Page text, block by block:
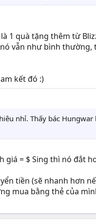
1 quà tặng thêm từ
vẫn như bình thường,
kết đó :)
nhỉ. Thấy bác
= $ Sing thì nó đắt
tiền (sẽ nhanh hơn
mua bằng thẻ của